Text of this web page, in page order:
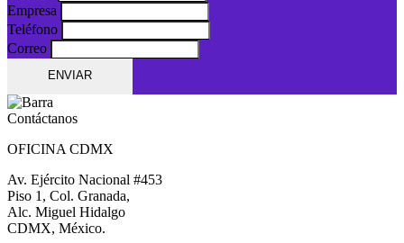
Empresa
Teléfono
Correo
ENVIAR
Contáctanos
OFICINA CDMX
Av. Ejército Nacional #453
Piso 1, Col. Granada,
Alc. Miguel Hidalgo
CDMX, México.